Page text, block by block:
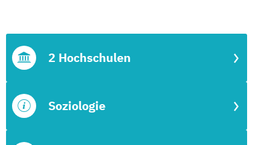
Soziologie
2 Hochschulen